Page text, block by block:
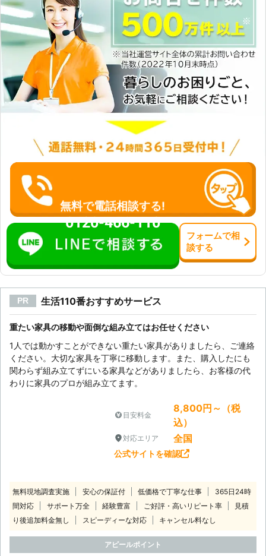
無料で電話相談する!
0120-466-110
フォームで相
談する
PR 生活110番おすすめサービス
重たい家具の移動や面倒な組み立てはお任せください
1人では動かすことができない重たい家具がありましたら、ご連絡
ください。大切な家具を丁寧に移動します。また、購入したにも
関わらず組み立てずにいる家具などがありましたら、お客様の代
わりに家具のプロが組み立てます。
目安料金
8,800円～（税
込）
対応エリア 全国
公式サイトを確認
無料現地調査実施 安心の保証付 低価格で丁寧な仕事
365日24時
間対応
サポート万全 経験豊富 ご好評・高いリピート率
見積
り後追加料金無し
スピーディーな対応 キャンセル料なし
アピールポイント